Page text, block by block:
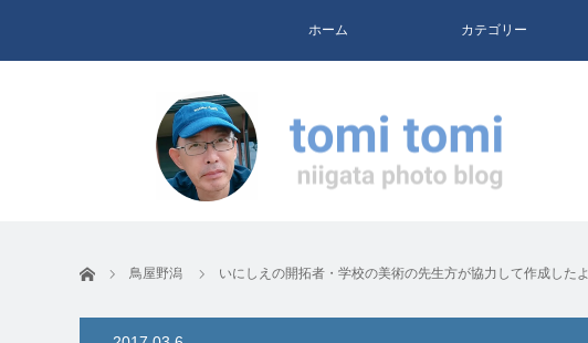
ホーム カテゴリー
ホーム 鳥屋野潟 いにしえの開拓者・学校の美術の先生方が協力して作成したよ